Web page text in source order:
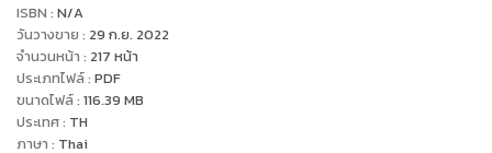
ISBN : N/A
วันวางขาย : 29 ก.ย. 2022
จำนวนหน้า : 217 หน้า
ประเภทไฟล์: PDF
ขนาดไฟล์: 116.39 MB
ประเทศ: TH
ภาษา : Thai